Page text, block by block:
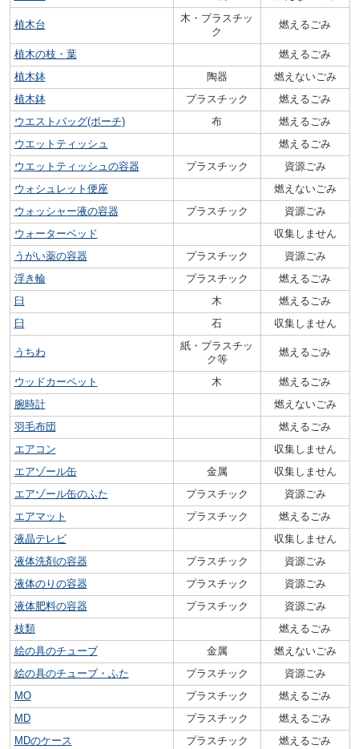
植木台
木・プラスチッ
ク
燃えるごみ
植木の枝・葉
燃えるごみ
植木鉢
陶器
燃えないごみ
植木鉢
プラスチック
燃えるごみ
ウエストバッグ(ポーチ)
布
燃えるごみ
ウエットティッシュ
燃えるごみ
ウエットティッシュの容器
プラスチック
資源ごみ
ウォシュレット便座
燃えないごみ
ウォッシャー液の容器
プラスチック
資源ごみ
ウォーターベッド
収集しません
うがい薬の容器
プラスチック
資源ごみ
浮き輪
プラスチック
燃えるごみ
臼
木
燃えるごみ
臼
石 収集しません
うちわ
紙・プラスチッ
ク等
燃えるごみ
ウッドカーペット 木
燃えるごみ
腕時計
燃えないごみ
羽毛布団
燃えるごみ
エアコン
収集しません
エアゾール缶
金属
収集しません
エアゾール缶のふた
プラスチック
資源ごみ
エアマット
プラスチック
燃えるごみ
液晶テレビ
収集しません
液体洗剤の容器
プラスチック
資源ごみ
液体のりの容器
プラスチック
資源ごみ
液体肥料の容器
プラスチック
資源ごみ
枝類
燃えるごみ
絵の具のチューブ
金属
燃えないごみ
絵の具のチューブ・ふた
プラスチック
資源ごみ
MO
プラスチック
燃えるごみ
MD
プラスチック
燃えるごみ
MDのケース
プラスチック
燃えるごみ